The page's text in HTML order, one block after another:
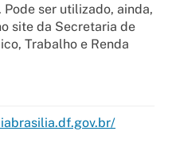
Pode ser utilizado, ainda,
site da Secretaria de
Trabalho e Renda